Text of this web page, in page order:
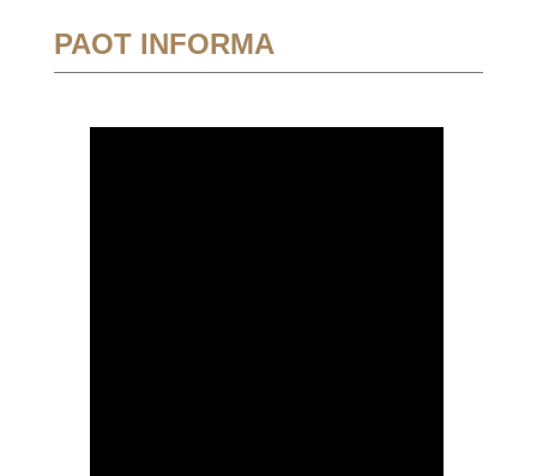
PAOT INFORMA